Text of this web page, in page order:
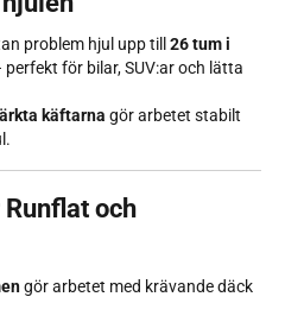
problem hjul upp till 26 tum i
perfekt för bilar, SUV:ar och lätta
käftarna gör arbetet stabilt
och
gör arbetet med krävande däck